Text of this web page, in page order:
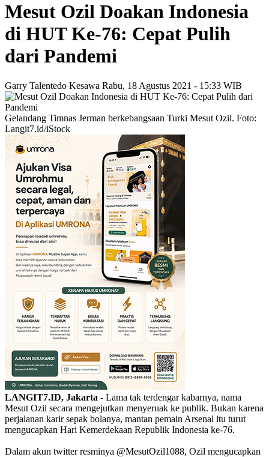
Mesut Ozil Doakan Indonesia
di HUT Ke-76: Cepat Pulih
dari Pandemi
Garry Talentedo Kesawa Rabu, 18 Agustus 2021 - 15:33 WIB
Gelandang Timnas Jerman berkebangsaan Turki Mesut Ozil. Foto:
Langit7.id/iStock
LANGIT7.ID, Jakarta - Lama tak terdengar kabarnya, nama
Mesut Ozil secara mengejutkan menyeruak ke publik. Bukan karena
perjalanan karir sepak bolanya, mantan pemain Arsenal itu turut
mengucapkan Hari Kemerdekaan Republik Indonesia ke-76.
Dalam akun twitter resminya @MesutOzil1088, Ozil mengucapkan